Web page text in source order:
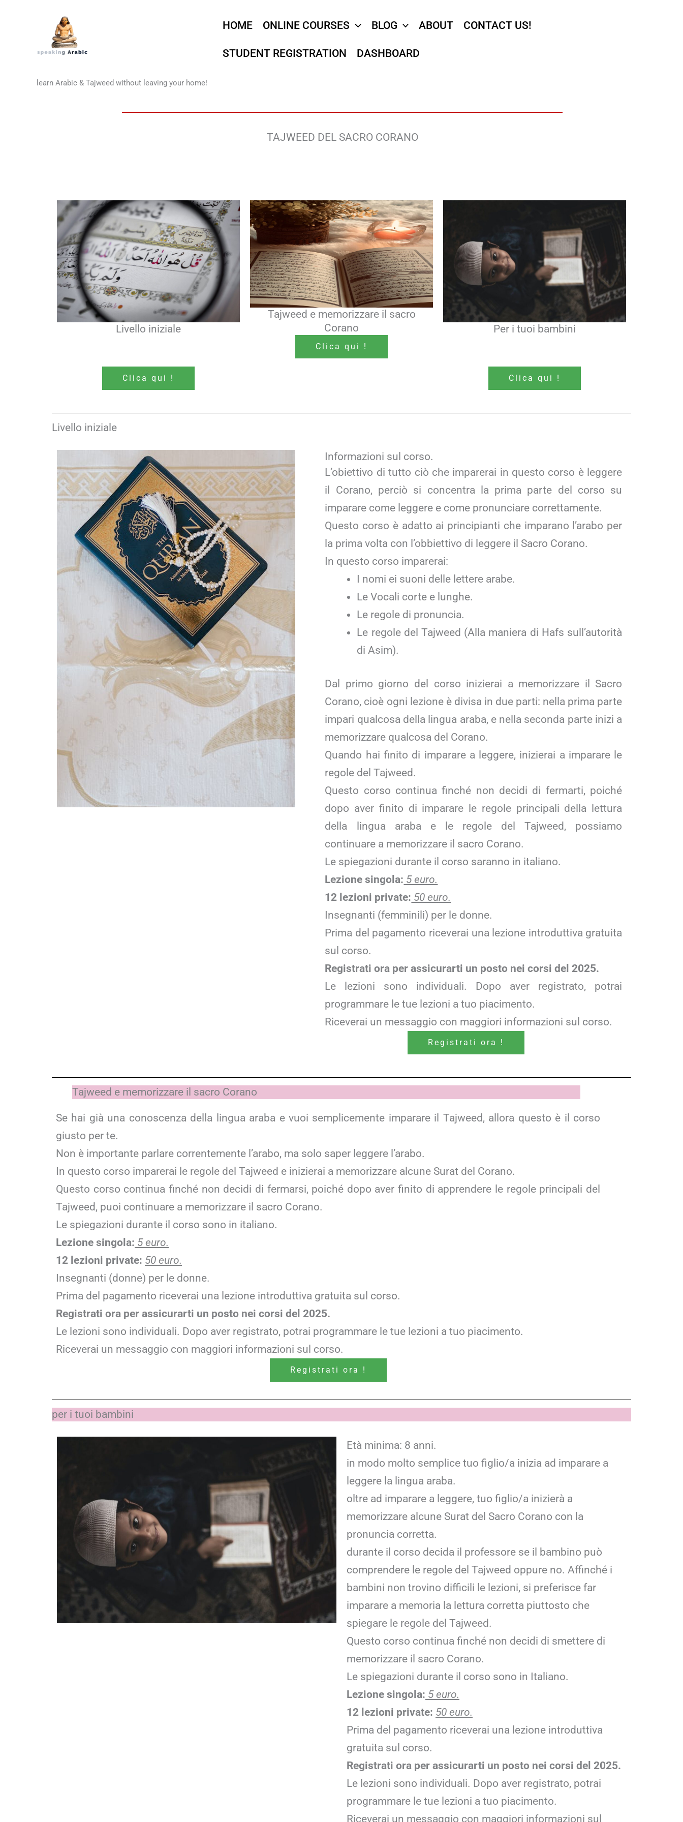
learn Arabic & Tajweed without leaving your home!
HOME ONLINE COURSES BLOG ABOUT CONTACT US!
STUDENT REGISTRATION DASHBOARD
TAJWEED DEL SACRO CORANO
Livello iniziale
Clica qui !
Tajweed e memorizzare il sacro
Corano
Clica qui !
Per i tuoi bambini
Clica qui !
Livello iniziale
Informazioni sul corso.
L’obiettivo di tutto ciò che imparerai in questo corso è leggere
il Corano, perciò si concentra la prima parte del corso su
imparare come leggere e come pronunciare correttamente.
Questo corso è adatto ai principianti che imparano l’arabo per
la prima volta con l’obbiettivo di leggere il Sacro Corano.
In questo corso imparerai:
I nomi ei suoni delle lettere arabe.
Le Vocali corte e lunghe.
Le regole di pronuncia.
Le regole del Tajweed (Alla maniera di Hafs sull’autorità
di Asim).
Dal primo giorno del corso inizierai a memorizzare il Sacro
Corano, cioè ogni lezione è divisa in due parti: nella prima parte
impari qualcosa della lingua araba, e nella seconda parte inizi a
memorizzare qualcosa del Corano.
Quando hai finito di imparare a leggere, inizierai a imparare le
regole del Tajweed.
Questo corso continua finché non decidi di fermarti, poiché
dopo aver finito di imparare le regole principali della lettura
della lingua araba e le regole del Tajweed, possiamo
continuare a memorizzare il sacro Corano.
Le spiegazioni durante il corso saranno in italiano.
Lezione singola: 5 euro.
12 lezioni private: 50 euro.
Insegnanti (femminili) per le donne.
Prima del pagamento riceverai una lezione introduttiva gratuita
sul corso.
Registrati ora per assicurarti un posto nei corsi del 2025.
Le lezioni sono individuali. Dopo aver registrato, potrai
programmare le tue lezioni a tuo piacimento.
Riceverai un messaggio con maggiori informazioni sul corso.
Registrati ora !
Tajweed e memorizzare il sacro Corano
Se hai già una conoscenza della lingua araba e vuoi semplicemente imparare il Tajweed, allora questo è il corso
giusto per te.
Non è importante parlare correntemente l’arabo, ma solo saper leggere l’arabo.
In questo corso imparerai le regole del Tajweed e inizierai a memorizzare alcune Surat del Corano.
Questo corso continua finché non decidi di fermarsi, poiché dopo aver finito di apprendere le regole principali del
Tajweed, puoi continuare a memorizzare il sacro Corano.
Le spiegazioni durante il corso sono in italiano.
Lezione singola: 5 euro.
12 lezioni private: 50 euro.
Insegnanti (donne) per le donne.
Prima del pagamento riceverai una lezione introduttiva gratuita sul corso.
Registrati ora per assicurarti un posto nei corsi del 2025.
Le lezioni sono individuali. Dopo aver registrato, potrai programmare le tue lezioni a tuo piacimento.
Riceverai un messaggio con maggiori informazioni sul corso.
Registrati ora !
per i tuoi bambini
Età minima: 8 anni.
in modo molto semplice tuo figlio/a inizia ad imparare a
leggere la lingua araba.
oltre ad imparare a leggere, tuo figlio/a inizierà a
memorizzare alcune Surat del Sacro Corano con la
pronuncia corretta.
durante il corso decida il professore se il bambino può
comprendere le regole del Tajweed oppure no. Affinché i
bambini non trovino difficili le lezioni, si preferisce far
imparare a memoria la lettura corretta piuttosto che
spiegare le regole del Tajweed.
Questo corso continua finché non decidi di smettere di
memorizzare il sacro Corano.
Le spiegazioni durante il corso sono in Italiano.
Lezione singola: 5 euro.
12 lezioni private: 50 euro.
Prima del pagamento riceverai una lezione introduttiva
gratuita sul corso.
Registrati ora per assicurarti un posto nei corsi del 2025.
Le lezioni sono individuali. Dopo aver registrato, potrai
programmare le tue lezioni a tuo piacimento.
Riceverai un messaggio con maggiori informazioni sul